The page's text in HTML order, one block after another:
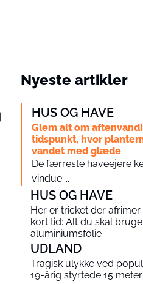
Nyeste artikler
HUS OG HAVE
Glem alt om
tidspunkt, hvor
vandet med glæde
De færreste haveejere
vindue....
HUS OG HAVE
Her er tricket der
kort tid: Alt du skal
aluminiumsfolie
UDLAND
Tragisk ulykke ved
19-årig styrtede 15